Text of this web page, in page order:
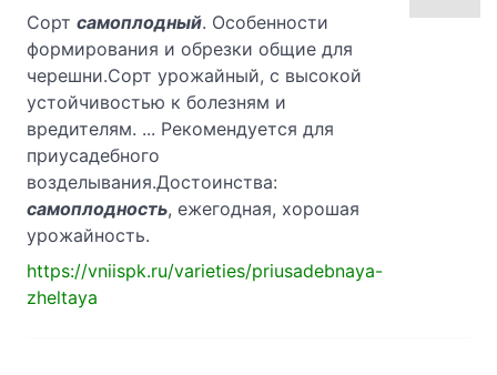
Сорт самоплодный. Особенности
формирования и обрезки общие для
черешни.Сорт урожайный, с высокой
устойчивостью к болезням и
вредителям. ... Рекомендуется для
приусадебного
возделывания.Достоинства:
самоплодность, ежегодная, хорошая
урожайность.
https://vniispk.ru/varieties/priusadebnaya-
zheltaya